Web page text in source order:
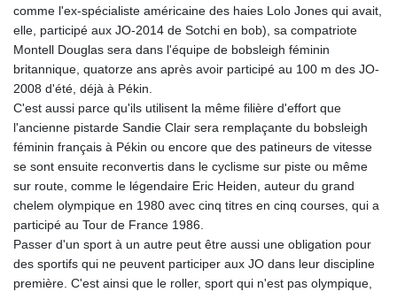
comme l'ex-spécialiste américaine des haies Lolo Jones qui avait,
elle, participé aux JO-2014 de Sotchi en bob), sa compatriote
Montell Douglas sera dans l'équipe de bobsleigh féminin
britannique, quatorze ans après avoir participé au 100 m des JO-
2008 d'été, déjà à Pékin.
C'est aussi parce qu'ils utilisent la même filière d'effort que
l'ancienne pistarde Sandie Clair sera remplaçante du bobsleigh
féminin français à Pékin ou encore que des patineurs de vitesse
se sont ensuite reconvertis dans le cyclisme sur piste ou même
sur route, comme le légendaire Eric Heiden, auteur du grand
chelem olympique en 1980 avec cinq titres en cinq courses, qui a
participé au Tour de France 1986.
Passer d'un sport à un autre peut être aussi une obligation pour
des sportifs qui ne peuvent participer aux JO dans leur discipline
première. C'est ainsi que le roller, sport qui n'est pas olympique,